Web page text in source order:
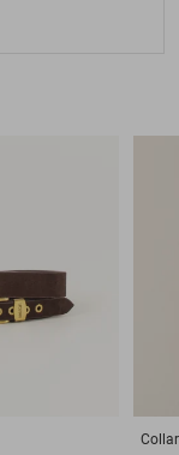
Collar